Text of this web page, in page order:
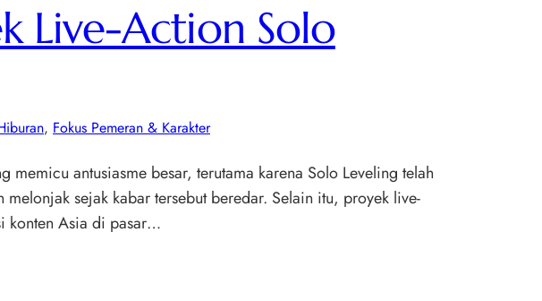
Live-Action Solo
, Fokus Pemeran & Karakter
antusiasme besar, terutama karena Solo Leveling telah
sejak kabar tersebut beredar. Selain itu, proyek live-
konten Asia di pasar…